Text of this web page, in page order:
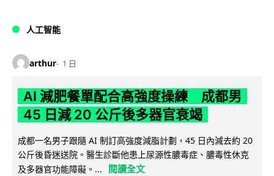
人工智能
arthur 1 日
AI 減肥餐單配合高強度操練 成都男
45 日減 20 公斤後多器官衰竭
成都一名男子跟隨 AI 制訂高強度減脂計劃，45 日內減去約 20
公斤後昏迷送院。醫生診斷他患上尿源性膿毒症、膿毒性休克
及多器官功能障礙。...
閱讀全文